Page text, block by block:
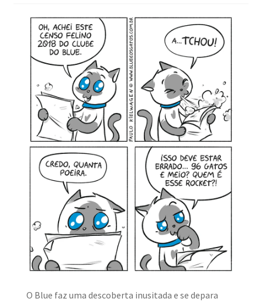
MINHA CONTA
CARRINHO
Search
O Blue faz uma descoberta inusitada e se depara